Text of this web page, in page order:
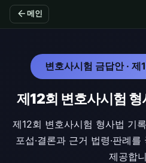
arrow_back 메인
변호사시험 금답안 ·
제12회 변호사시험
제12회 변호사시험 형사법 기
포섭·결론과 근거 법령·판례
제공합